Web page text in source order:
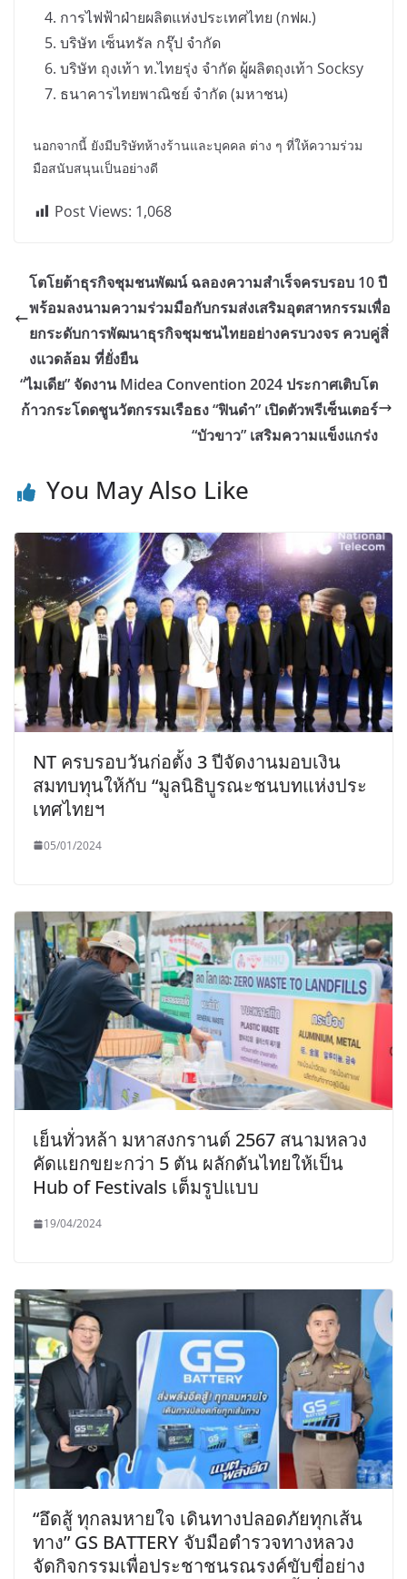
การไฟฟ้าฝ่ายผลิตแห่งประเทศไทย (กฟผ.)
บริษัท เซ็นทรัล กรุ๊ป จำกัด
บริษัท ถุงเท้า ท.ไทยรุ่ง จำกัด ผู้ผลิตถุงเท้า Socksy
ธนาคารไทยพาณิชย์ จำกัด (มหาชน)
นอกจากนี้ ยังมีบริษัทห้างร้านและบุคคล ต่าง ๆ ที่ให้ความร่วม
มือสนับสนุนเป็นอย่างดี
Post Views: 1,068
โตโยต้าธุรกิจชุมชนพัฒน์ ฉลองความสำเร็จครบรอบ 10 ปี
พร้อมลงนามความร่วมมือกับกรมส่งเสริมอุตสาหกรรมเพื่อ
ยกระดับการพัฒนาธุรกิจชุมชนไทยอย่างครบวงจร ควบคู่สิ่
งแวดล้อม ที่ยั่งยืน
“ไมเดีย” จัดงาน Midea Convention 2024 ประกาศเติบโต
ก้าวกระโดดชูนวัตกรรมเรือธง “ฟินดำ” เปิดตัวพรีเซ็นเตอร์
“บัวขาว” เสริมความแข็งแกร่ง
You May Also Like
NT ครบรอบวันก่อตั้ง 3 ปีจัดงานมอบเงิน
สมทบทุนให้กับ “มูลนิธิบูรณะชนบทแห่งประ
เทศไทยฯ
05/01/2024
เย็นทั่วหล้า มหาสงกรานต์ 2567 สนามหลวง
คัดแยกขยะกว่า 5 ตัน ผลักดันไทยให้เป็น
Hub of Festivals เต็มรูปแบบ
19/04/2024
“อึดสู้ ทุกลมหายใจ เดินทางปลอดภัยทุกเส้น
ทาง” GS BATTERY จับมือตำรวจทางหลวง
จัดกิจกรรมเพื่อประชาชนรณรงค์ขับขี่อย่าง